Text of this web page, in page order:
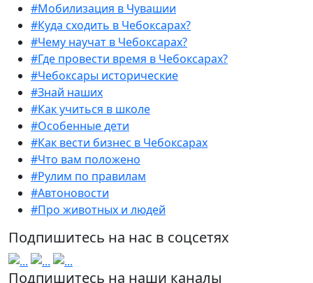
#Мобилизация в Чувашии
#Куда сходить в Чебоксарах?
#Чему научат в Чебоксарах?
#Где провести время в Чебоксарах?
#Чебоксары исторические
#Знай наших
#Как учиться в школе
#Особенные дети
#Как вести бизнес в Чебоксарах
#Что вам положено
#Рулим по правилам
#Автоновости
#Про животных и людей
Подпишитесь на нас в соцсетях
Подпишитесь на наши каналы